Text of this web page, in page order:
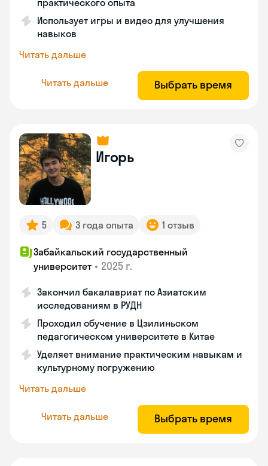
практического опыта
Использует игры и видео для улучшения
навыков
Читать дальше
Читать дальше Выбрать время
Игорь
5 3 года опыта 1 отзыв
Забайкальский государственный
университет • 2025 г.
Закончил бакалавриат по Азиатским
исследованиям в РУДН
Проходил обучение в Цзилиньском
педагогическом университете в Китае
Уделяет внимание практическим навыкам и
культурному погружению
Читать дальше
Читать дальше Выбрать время